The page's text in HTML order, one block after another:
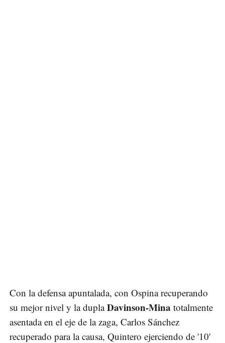
Con la defensa apuntalada, con Ospina recuperando
su mejor nivel y la duplaDavinson-Mina totalmente
asentada en el eje de la zaga, Carlos Sánchez
recuperado para la causa, Quintero ejerciendo de '10'